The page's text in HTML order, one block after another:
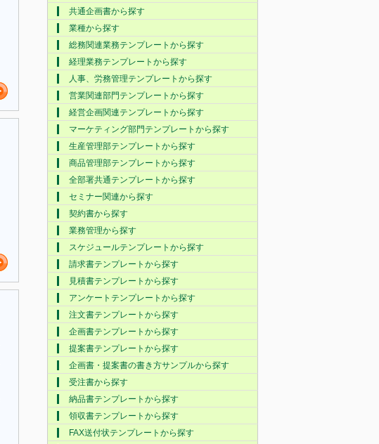
共通企画書から探す
業種から探す
総務関連業務テンプレートから探す
経理業務テンプレートから探す
人事、労務管理テンプレートから探す
営業関連部門テンプレートから探す
経営企画関連テンプレートから探す
マーケティング部門テンプレートから探す
生産管理部テンプレートから探す
商品管理部テンプレートから探す
全部署共通テンプレートから探す
セミナー関連から探す
契約書から探す
業務管理から探す
スケジュールテンプレートから探す
請求書テンプレートから探す
見積書テンプレートから探す
アンケートテンプレートから探す
注文書テンプレートから探す
企画書テンプレートから探す
提案書テンプレートから探す
企画書・提案書の書き方サンプルから探す
受注書から探す
納品書テンプレートから探す
領収書テンプレートから探す
FAX送付状テンプレートから探す